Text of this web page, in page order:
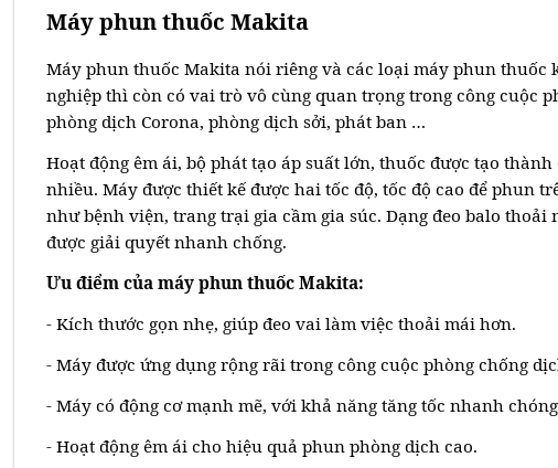
Máy phun thuốc Makita
Máy phun thuốc Makita nói riêng và các loại máy phun
nghiệp thì còn có vai trò vô cùng quan trọng trong công cuộc
phòng dịch Corona, phòng dịch sởi, phát ban …
Hoạt động êm ái, bộ phát tạo áp suất lớn, thuốc được tạo
nhiều. Máy được thiết kế được hai tốc độ, tốc độ cao để phun
như bệnh viện, trang trại gia cầm gia súc. Dạng đeo balo
được giải quyết nhanh chống.
Ưu điểm của máy phun thuốc Makita:
- Kích thước gọn nhẹ, giúp đeo vai làm việc thoải mái hơn.
- Máy được ứng dụng rộng rãi trong công cuộc phòng chống
- Máy có động cơ mạnh mẽ, với khả năng tăng tốc nhanh
- Hoạt động êm ái cho hiệu quả phun phòng dịch cao.